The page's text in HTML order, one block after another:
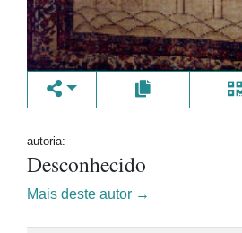
autoria:
Desconhecido
Mais deste autor →